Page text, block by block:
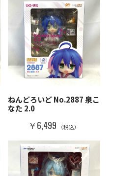
ねんどろいど No.2887 泉こ
なた 2.0
￥6,499 （税込）